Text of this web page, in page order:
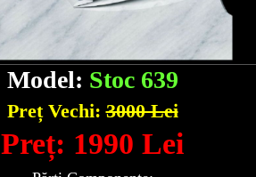
Model: Stoc 639
Preț Vechi:3000 Lei
Preț: 1990 Lei